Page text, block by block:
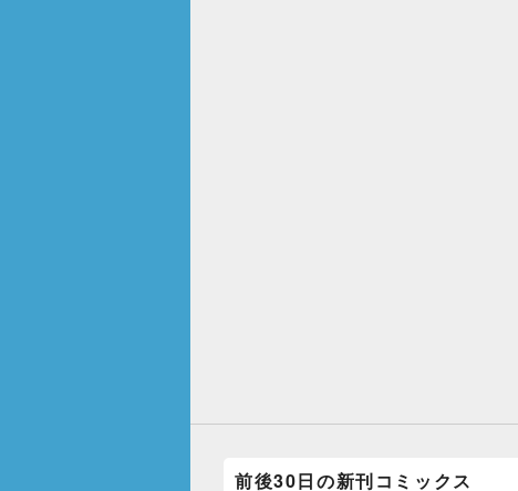
前後30日の新刊コミックス